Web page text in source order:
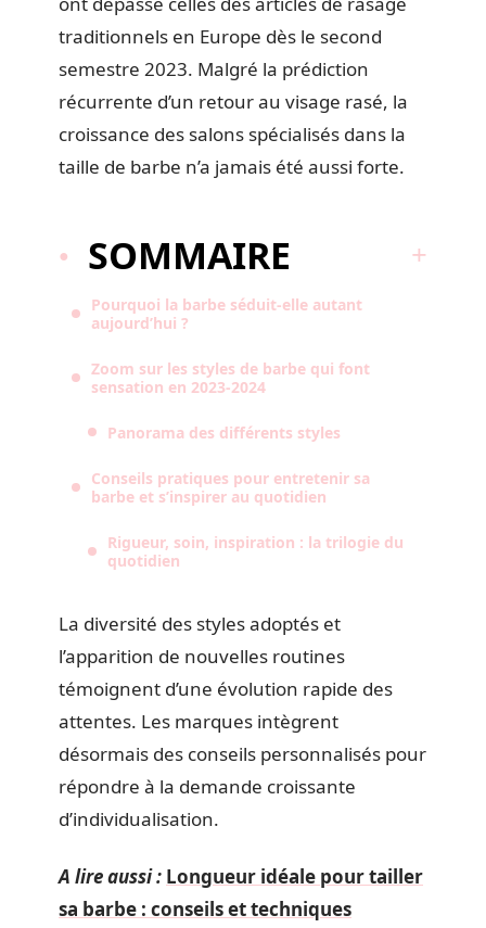
traditionnels en Europe dès le second
semestre 2023. Malgré la prédiction
récurrente d’un retour au visage rasé, la
croissance des salons spécialisés dans la
taille de barbe n’a jamais été aussi forte.
SOMMAIRE
Pourquoi la barbe séduit-elle autant
aujourd’hui ?
Zoom sur les styles de barbe qui font
sensation en 2023-2024
Panorama des différents styles
Conseils pratiques pour entretenir sa
barbe et s’inspirer au quotidien
Rigueur, soin, inspiration : la trilogie du
quotidien
La diversité des styles adoptés et
l’apparition de nouvelles routines
témoignent d’une évolution rapide des
attentes. Les marques intègrent
désormais des conseils personnalisés pour
répondre à la demande croissante
d’individualisation.
A lire aussi : Longueur idéale pour tailler
sa barbe : conseils et techniques